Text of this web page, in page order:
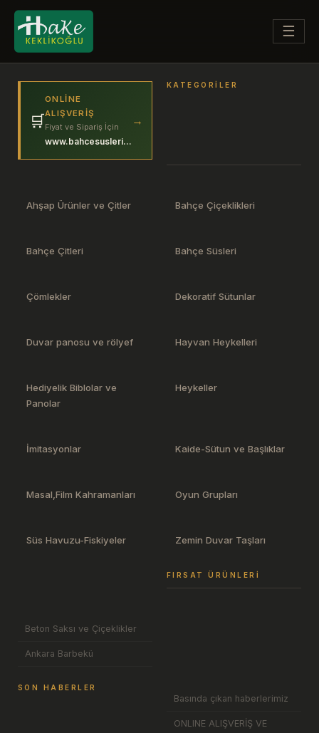
☰
🛒
ONLINE
ALIŞVERIŞ
Fiyat ve Sipariş İçin
www.bahcesuslerim.com
→
KATEGORILER
Ahşap Ürünler ve Çitler Bahçe Çiçeklikleri
Bahçe Çitleri Bahçe Süsleri
Çömlekler Dekoratif Sütunlar
Duvar panosu ve rölyef Hayvan Heykelleri
Hediyelik Biblolar ve
Panolar
Heykeller
İmitasyonlar Kaide-Sütun ve Başlıklar
Masal,Film Kahramanları Oyun Grupları
Süs Havuzu-Fiskiyeler Zemin Duvar Taşları
FIRSAT ÜRÜNLERI
Beton Saksı ve Çiçeklikler
Ankara Barbekü
SON HABERLER
Basında çıkan haberlerimiz
ONLINE ALIŞVERİŞ VE